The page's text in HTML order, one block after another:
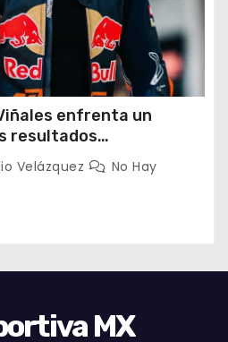
enfrenta un
resultados
Velázquez
No Hay
MX